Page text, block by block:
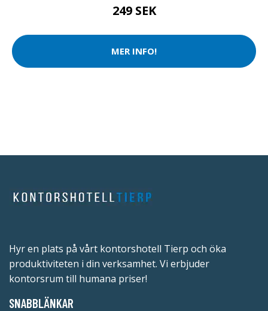
249 SEK
MER INFO!
Hyr en plats på vårt kontorshotell Tierp och öka
produktiviteten i din verksamhet. Vi erbjuder
kontorsrum till humana priser!
SNABBLÄNKAR